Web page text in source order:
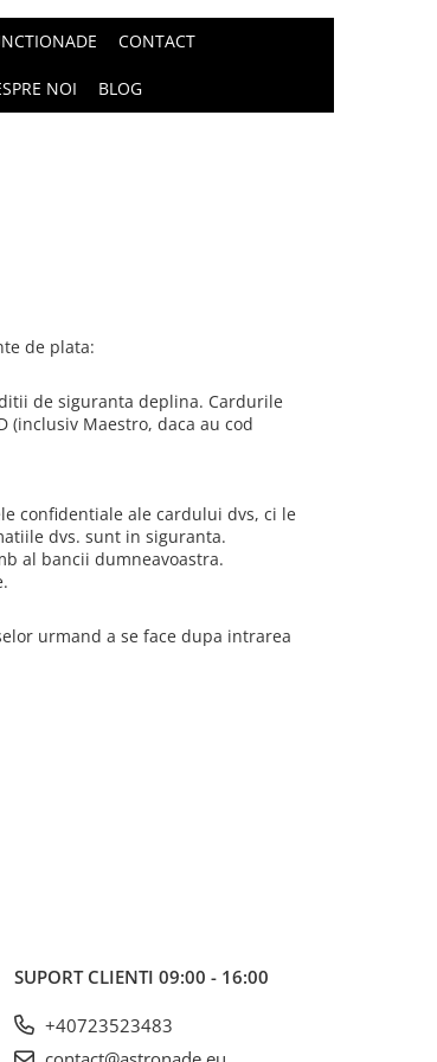
CONTACT
NOI BLOG
de plata:
de siguranta deplina. Cardurile
(inclusiv Maestro, daca au cod
confidentiale ale cardului dvs, ci le
dvs. sunt in siguranta.
al bancii dumneavoastra.
urmand a se face dupa intrarea
SUPORT CLIENTI 09:00 - 16:00
+40723523483